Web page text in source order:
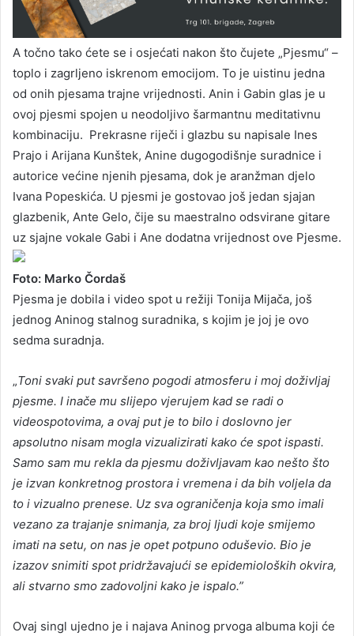
A točno tako ćete se i osjećati nakon što čujete „Pjesmu“ –
toplo i zagrljeno iskrenom emocijom. To je uistinu jedna
od onih pjesama trajne vrijednosti. Anin i Gabin glas je u
ovoj pjesmi spojen u neodoljivo šarmantnu meditativnu
kombinaciju. Prekrasne riječi i glazbu su napisale Ines
Prajo i Arijana Kunštek, Anine dugogodišnje suradnice i
autorice većine njenih pjesama, dok je aranžman djelo
Ivana Popeskića. U pjesmi je gostovao još jedan sjajan
glazbenik, Ante Gelo, čije su maestralno odsvirane gitare
uz sjajne vokale Gabi i Ane dodatna vrijednost ove Pjesme.
Foto: Marko Čordaš
Pjesma je dobila i video spot u režiji Tonija Mijača, još
jednog Aninog stalnog suradnika, s kojim je joj je ovo
sedma suradnja.
„Toni svaki put savršeno pogodi atmosferu i moj doživljaj
pjesme. I inače mu slijepo vjerujem kad se radi o
videospotovima, a ovaj put je to bilo i doslovno jer
apsolutno nisam mogla vizualizirati kako će spot ispasti.
Samo sam mu rekla da pjesmu doživljavam kao nešto što
je izvan konkretnog prostora i vremena i da bih voljela da
to i vizualno prenese. Uz sva ograničenja koja smo imali
vezano za trajanje snimanja, za broj ljudi koje smijemo
imati na setu, on nas je opet potpuno oduševio. Bio je
izazov snimiti spot pridržavajući se epidemioloških okvira,
ali stvarno smo zadovoljni kako je ispalo.”
Ovaj singl ujedno je i najava Aninog prvoga albuma koji će